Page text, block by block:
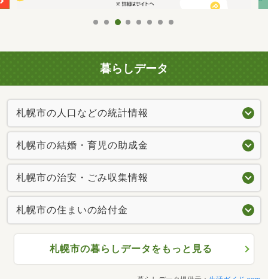
暮らしデータ
札幌市の人口などの統計情報
札幌市の結婚・育児の助成金
札幌市の治安・ごみ収集情報
札幌市の住まいの給付金
札幌市の暮らしデータをもっと見る